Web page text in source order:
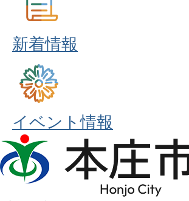
新着情報
イベント情報
本
庄